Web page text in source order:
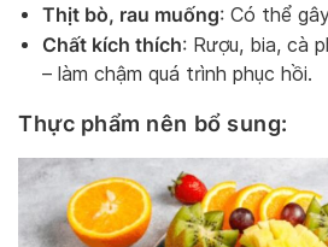
Thịt bò, rau muống: Có thể
Chất kích thích: Rượu, bia, cà
– làm chậm quá trình phục hồi.
Thực phẩm nên bổ sung: